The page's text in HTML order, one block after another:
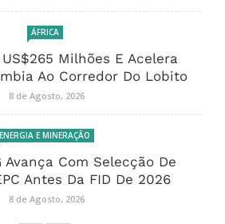
ÁFRICA
Milhões E Acelera
Ao Corredor Do Lobito
8 de Agosto, 2026
ENERGIA E MINERAÇÃO
Avança Com Selecção De
Antes Da FID De 2026
8 de Agosto, 2026